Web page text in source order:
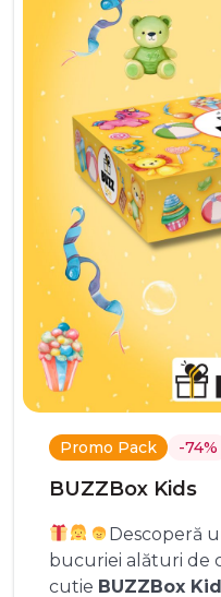
Promo Pack -74%
BUZZBox Kids
Descoperă
bucuriei alături de
cutie BUZZBox